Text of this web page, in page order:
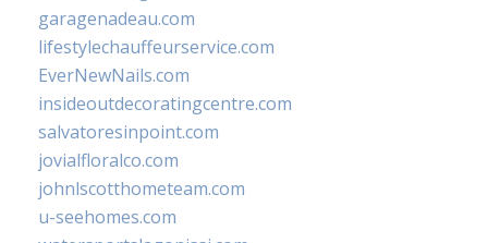
garagenadeau.com
lifestylechauffeurservice.com
EverNewNails.com
insideoutdecoratingcentre.com
salvatoresinpoint.com
jovialfloralco.com
johnlscotthometeam.com
u-seehomes.com